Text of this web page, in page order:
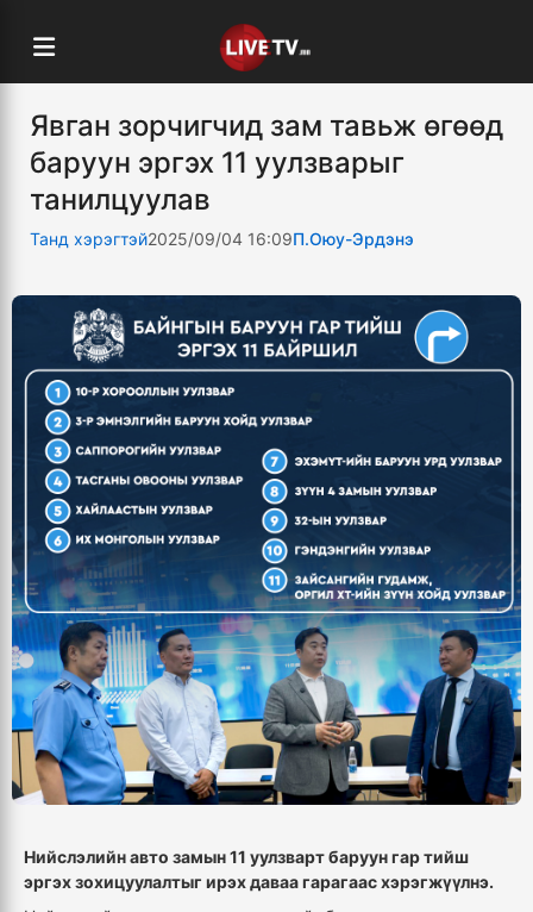
Явган зорчигчид зам тавьж өгөөд
баруун эргэх 11 уулзварыг
танилцуулав
Танд хэрэгтэй2025/09/04 16:09П.Оюу-Эрдэнэ
Нийслэлийн авто замын 11 уулзварт баруун гар тийш
эргэх зохицуулалтыг ирэх даваа гарагаас хэрэгжүүлнэ.